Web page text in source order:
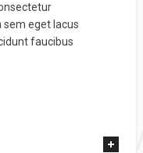
sem eget lacus
faucibus